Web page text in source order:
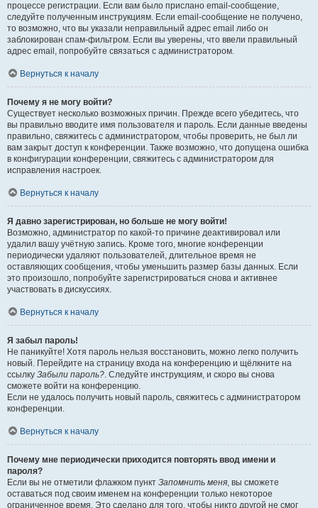
процессе регистрации. Если вам было прислано email-сообщение,
следуйте полученным инструкциям. Если email-сообщение не получено,
то возможно, что вы указали неправильный адрес email либо он
заблокирован спам-фильтром. Если вы уверены, что ввели правильный
адрес email, попробуйте связаться с администратором.
Вернуться к началу
Почему я не могу войти?
Существует несколько возможных причин. Прежде всего убедитесь, что
вы правильно вводите имя пользователя и пароль. Если данные введены
правильно, свяжитесь с администратором, чтобы проверить, не был ли
вам закрыт доступ к конференции. Также возможно, что допущена ошибка
в конфигурации конференции, свяжитесь с администратором для
исправления настроек.
Вернуться к началу
Я давно зарегистрирован, но больше не могу войти!
Возможно, администратор по какой-то причине деактивировал или
удалил вашу учётную запись. Кроме того, многие конференции
периодически удаляют пользователей, длительное время не
оставляющих сообщения, чтобы уменьшить размер базы данных. Если
это произошло, попробуйте зарегистрироваться снова и активнее
участвовать в дискуссиях.
Вернуться к началу
Я забыл пароль!
Не паникуйте! Хотя пароль нельзя восстановить, можно легко получить
новый. Перейдите на страницу входа на конференцию и щёлкните на
ссылку Забыли пароль?. Следуйте инструкциям, и скоро вы снова
сможете войти на конференцию.
Если не удалось получить новый пароль, свяжитесь с администратором
конференции.
Вернуться к началу
Почему мне периодически приходится повторять ввод имени и
пароля?
Если вы не отметили флажком пункт Запомнить меня, вы сможете
оставаться под своим именем на конференции только некоторое
ограниченное время. Это сделано для того, чтобы никто другой не смог